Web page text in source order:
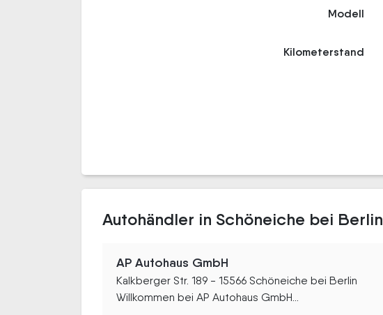
Modell
Kilometerstand
Autohändler in Schöneiche bei Berlin
AP Autohaus GmbH
Kalkberger Str. 189 - 15566 Schöneiche bei Berlin
Willkommen bei AP Autohaus GmbH...